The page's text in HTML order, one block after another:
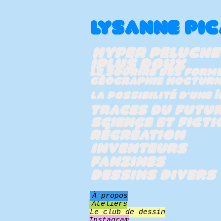
LYSANNE
Le club de dessin
Ateliers
À propos
Hyper Peluche
PLUS DOUX!
Le sourire des
Géographie
La possibilité d'une
Traces du
Science et
Récréation
Inventeurs
Fanzines
Dessins divers